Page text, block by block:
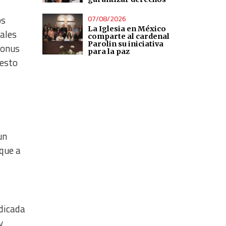
a
07/08/2026
La Iglesia en México
comparte al cardenal
Parolin su iniciativa
para la paz